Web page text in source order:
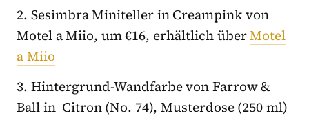
2. Sesimbra Miniteller in Creampink von
Motel a Miio, um €16, erhältlich überMotel
a Miio
3. Hintergrund-Wandfarbe von Farrow &
Ball in Citron (No. 74), Musterdose (250 ml)